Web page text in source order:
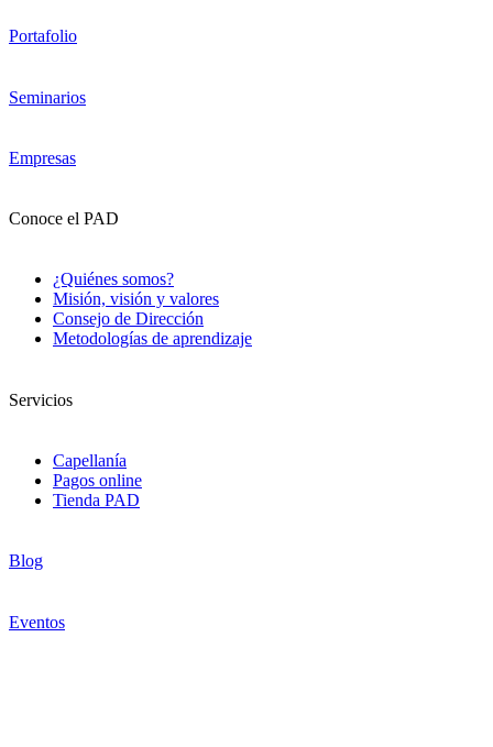
Portafolio
Seminarios
Empresas
Conoce el PAD
¿Quiénes somos?
Misión, visión y valores
Consejo de Dirección
Metodologías de aprendizaje
Servicios
Capellanía
Pagos online
Tienda PAD
Blog
Eventos